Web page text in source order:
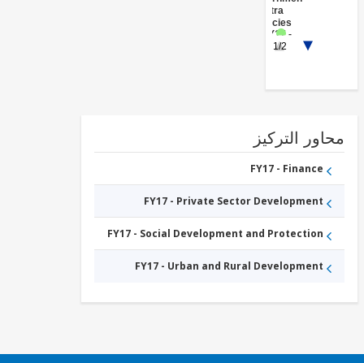
Government
(Central
Agencies
)
Insurance
التركيز
FY17 - Finance
FY17 - Private Sector Development
FY17 - Social Development and Protection
FY17 - Urban and Rural Development